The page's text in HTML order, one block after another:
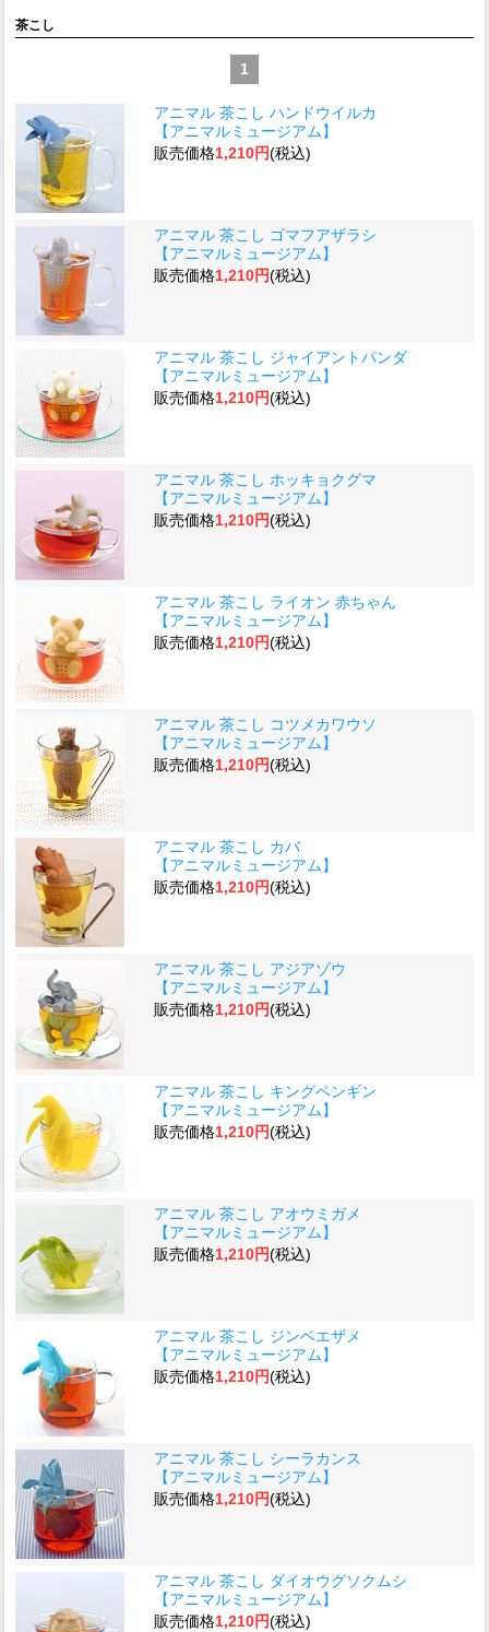
茶こし
1
アニマル 茶こし ハンドウイルカ
【アニマルミュージアム】
販売価格1,210円(税込)
アニマル 茶こし ゴマフアザラシ
【アニマルミュージアム】
販売価格1,210円(税込)
アニマル 茶こし ジャイアントパンダ
【アニマルミュージアム】
販売価格1,210円(税込)
アニマル 茶こし ホッキョクグマ
【アニマルミュージアム】
販売価格1,210円(税込)
アニマル 茶こし ライオン 赤ちゃん
【アニマルミュージアム】
販売価格1,210円(税込)
アニマル 茶こし コツメカワウソ
【アニマルミュージアム】
販売価格1,210円(税込)
アニマル 茶こし カバ
【アニマルミュージアム】
販売価格1,210円(税込)
アニマル 茶こし アジアゾウ
【アニマルミュージアム】
販売価格1,210円(税込)
アニマル 茶こし キングペンギン
【アニマルミュージアム】
販売価格1,210円(税込)
アニマル 茶こし アオウミガメ
【アニマルミュージアム】
販売価格1,210円(税込)
アニマル 茶こし ジンベエザメ
【アニマルミュージアム】
販売価格1,210円(税込)
アニマル 茶こし シーラカンス
【アニマルミュージアム】
販売価格1,210円(税込)
アニマル 茶こし ダイオウグソクムシ
【アニマルミュージアム】
販売価格1,210円(税込)